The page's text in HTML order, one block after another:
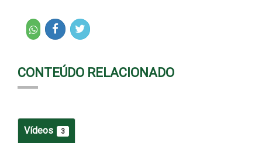
CONTEÚDO RELACIONADO
Vídeos 3